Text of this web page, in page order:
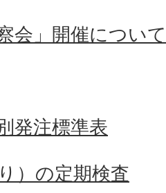
会」開催について
発注標準表
）の定期検査